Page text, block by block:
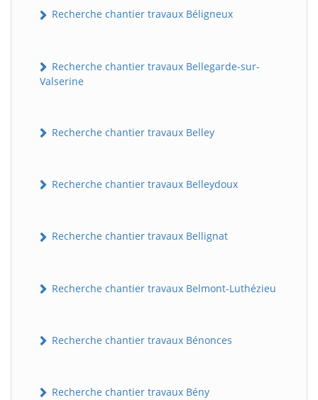
Recherche chantier travaux Béligneux
Recherche chantier travaux Bellegarde-sur-
Valserine
Recherche chantier travaux Belley
Recherche chantier travaux Belleydoux
Recherche chantier travaux Bellignat
Recherche chantier travaux Belmont-Luthézieu
Recherche chantier travaux Bénonces
Recherche chantier travaux Bény